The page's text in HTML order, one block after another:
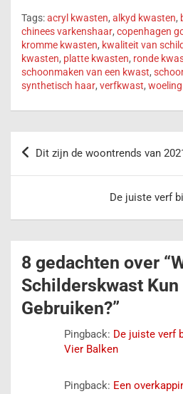
Tags:acryl kwasten, alkyd kwasten,
chinees varkenshaar, copenhagen
kromme kwasten, kwaliteit van
kwasten, platte kwasten, ronde
schoonmaken van een kwast,
synthetisch haar, verfkwast,
Dit zijn de woontrends van
De juiste verf
8 gedachten over “
Schilderskwast
Gebruiken?”
Pingback: De juiste verf
Vier Balken
Pingback: Een